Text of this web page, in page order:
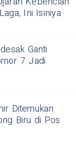
Ini Isiniya
Ganti
7 Jadi
Ditemukan
Biru di Pos